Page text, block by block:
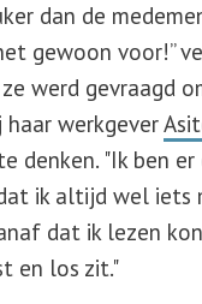
dan de
gewoon voor!”
ze werd gevraagd
werkgever
denken. "Ik ben
ik altijd wel iets
dat ik lezen
en los zit."